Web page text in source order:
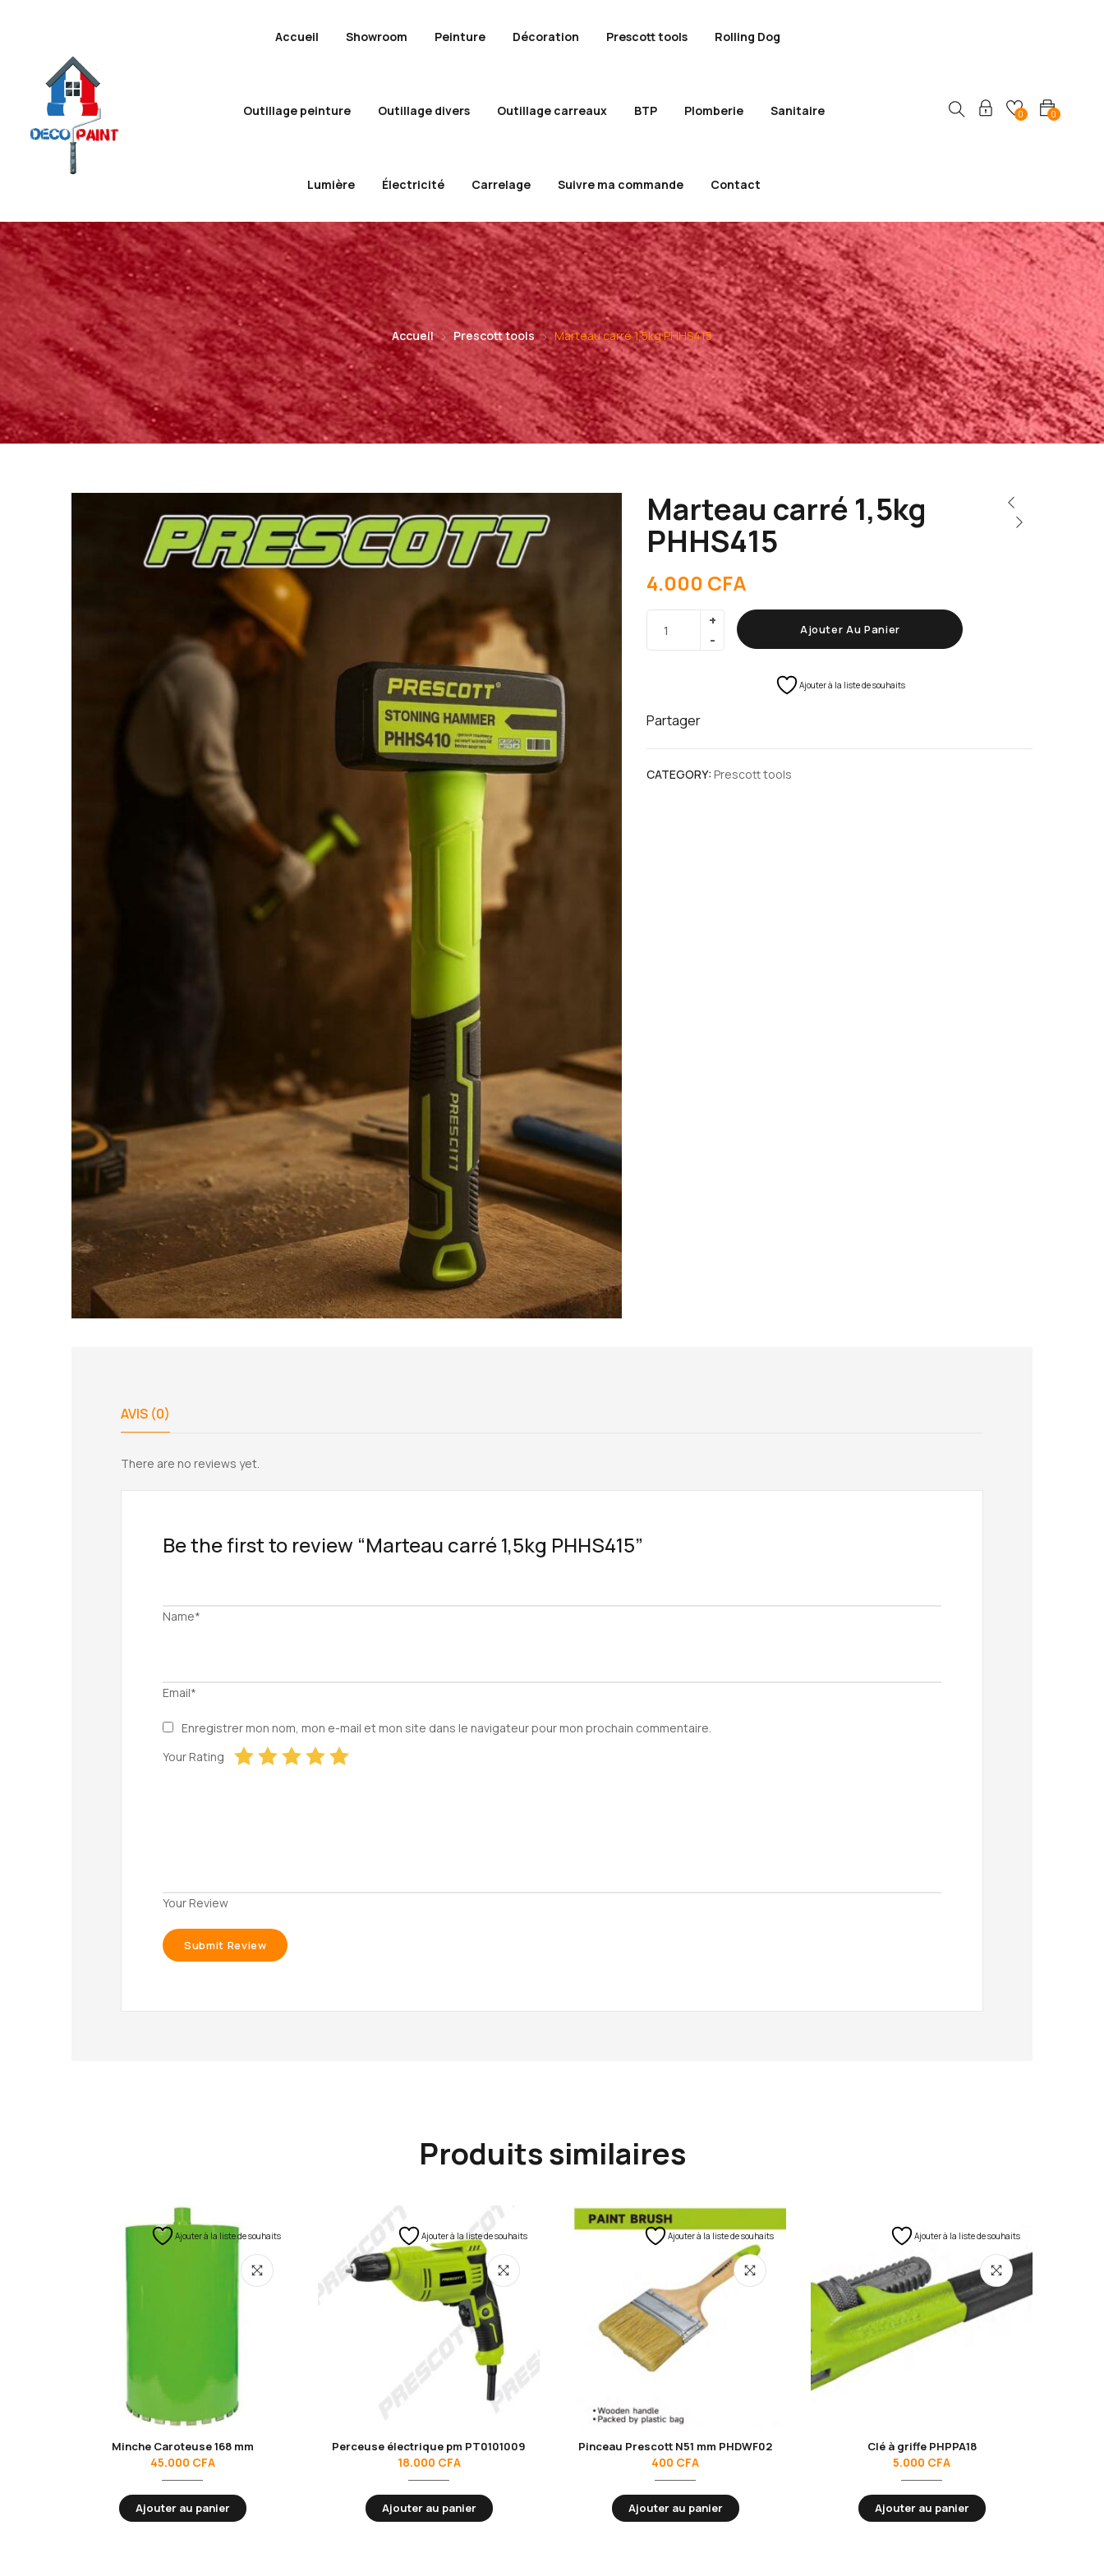
Accueil Showroom Peinture Décoration Prescott tools Rolling Dog
Outillage peinture Outillage divers Outillage carreaux BTP Plomberie Sanitaire
Lumière Électricité Carrelage Suivre ma commande Contact
0
0
Accueil Prescott tools Marteau carré 1,5kg PHHS415
Marteau carré 1,5kg
PHHS415
4.000 CFA
Ajouter Au Panier
Ajouter à la liste de souhaits
Partager
CATEGORY: Prescott tools
AVIS (0)
There are no reviews yet.
Be the first to review “Marteau carré 1,5kg PHHS415”
Name*
Email*
Enregistrer mon nom, mon e-mail et mon site dans le navigateur pour mon prochain commentaire.
Your Rating
Your Review
Produits similaires
Ajouter à la liste de souhaits
Minche Caroteuse 168 mm
45.000 CFA
Ajouter au panier
Ajouter à la liste de souhaits
Perceuse électrique pm PT0101009
18.000 CFA
Ajouter au panier
Ajouter à la liste de souhaits
Pinceau Prescott N51 mm PHDWF02
400 CFA
Ajouter au panier
Ajouter à la liste de souhaits
Clé à griffe PHPPA18
5.000 CFA
Ajouter au panier